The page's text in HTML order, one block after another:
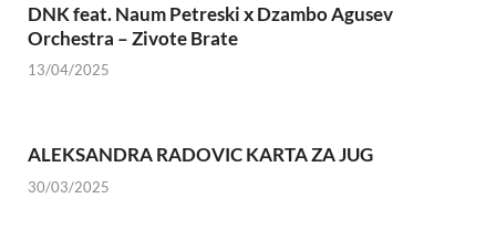
DNK feat. Naum Petreski х Dzambo Agusev
Orchestra – Zivote Brate
13/04/2025
ALEKSANDRA RADOVIC KARTA ZA JUG
30/03/2025